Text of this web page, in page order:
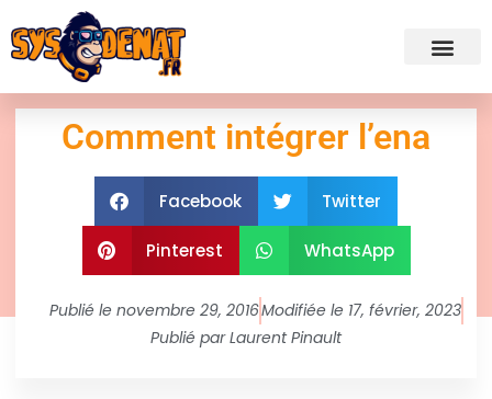
Comment intégrer l’ena
Facebook Twitter
Pinterest WhatsApp
Publié le novembre 29, 2016Modifiée le 17, février, 2023
Publié parLaurent Pinault